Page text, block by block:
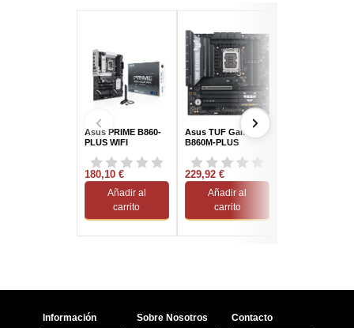
Asus PRIME B860-
PLUS WIFI
180,10 €
Añadir al
carrito
Asus TUF Gaming
B860M-PLUS
229,92 €
Añadir al
carrito
Información Sobre Nosotros Contacto